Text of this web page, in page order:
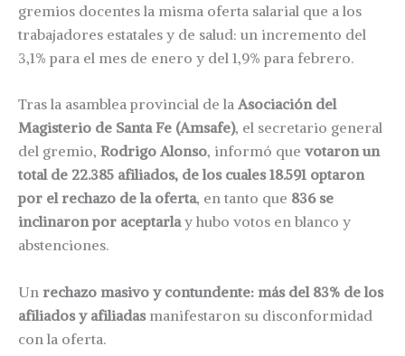
gremios docentes la misma oferta salarial que a los
trabajadores estatales y de salud: un incremento del
3,1% para el mes de enero y del 1,9% para febrero.
Tras la asamblea provincial de la Asociación del
Magisterio de Santa Fe (Amsafe), el secretario general
del gremio, Rodrigo Alonso, informó que votaron un
total de 22.385 afiliados, de los cuales 18.591 optaron
por el rechazo de la oferta, en tanto que 836 se
inclinaron por aceptarlay hubo votos en blanco y
abstenciones.
Un rechazo masivo y contundente: más del 83% de los
afiliados y afiliadasmanifestaron su disconformidad
con la oferta.